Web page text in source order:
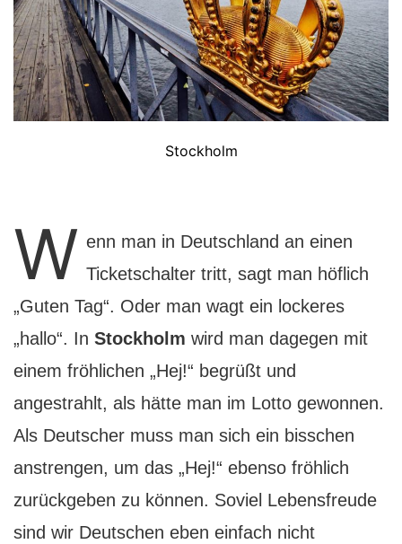
Stockholm
W enn man in Deutschland an einen
Ticketschalter tritt, sagt man höflich
„Guten Tag“. Oder man wagt ein lockeres
„hallo“. In Stockholm wird man dagegen mit
einem fröhlichen „Hej!“ begrüßt und
angestrahlt, als hätte man im Lotto gewonnen.
Als Deutscher muss man sich ein bisschen
anstrengen, um das „Hej!“ ebenso fröhlich
zurückgeben zu können. Soviel Lebensfreude
sind wir Deutschen eben einfach nicht